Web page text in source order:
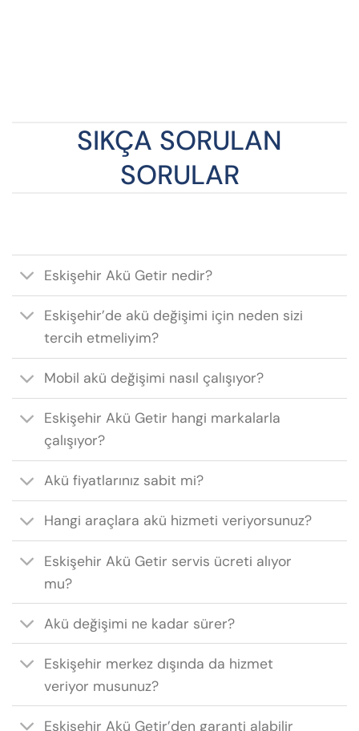
SIKÇA SORULAN
SORULAR
Eskişehir Akü Getir nedir?
Eskişehir’de akü değişimi için neden sizi
tercih etmeliyim?
Mobil akü değişimi nasıl çalışıyor?
Eskişehir Akü Getir hangi markalarla
çalışıyor?
Akü fiyatlarınız sabit mi?
Hangi araçlara akü hizmeti veriyorsunuz?
Eskişehir Akü Getir servis ücreti alıyor
mu?
Akü değişimi ne kadar sürer?
Eskişehir merkez dışında da hizmet
veriyor musunuz?
Eskişehir Akü Getir’den garanti alabilir